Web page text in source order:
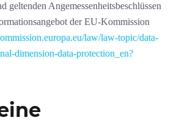
geltenden Angemessenheitsbeschlüssen
der EU-Kommission
law/law-topic/data-
dimension-data-protection_en?